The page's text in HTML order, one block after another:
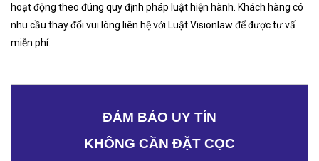
hoạt động theo đúng quy định pháp luật hiện hành. Khách hàng có
nhu cầu thay đổi vui lòng liên hệ với Luật Visionlaw để được tư vấ
miễn phí.
ĐẢM BẢO UY TÍN
KHÔNG CẦN ĐẶT CỌC